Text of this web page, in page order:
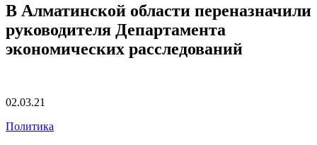
В Алматинской области переназначили
руководителя Департамента
экономических расследований
02.03.21
Политика